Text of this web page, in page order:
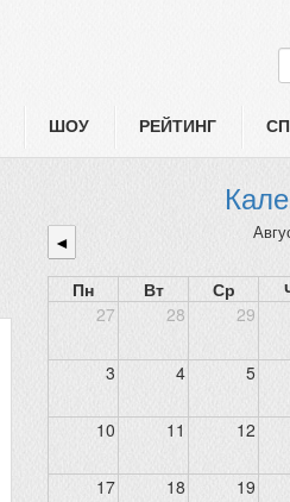
ШОУ РЕЙТИНГ
◄
Пн
Вт Ср
27
28 29
3 4 5
10 11 12
17 18 19